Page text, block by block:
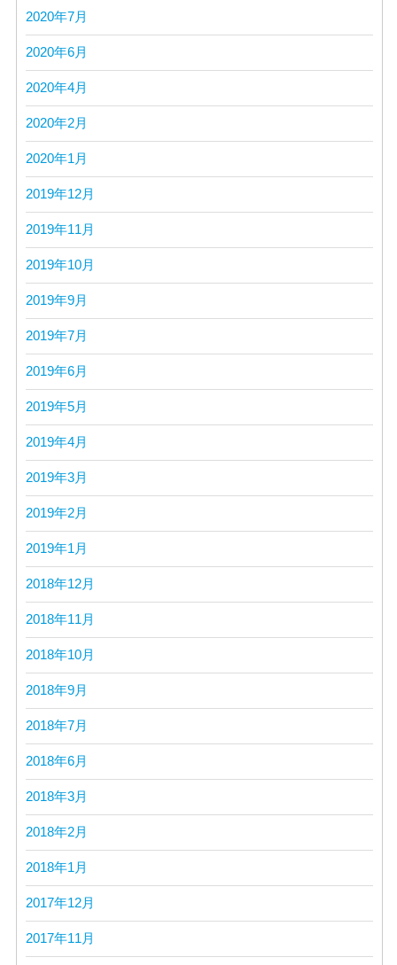
2020年7月
2020年6月
2020年4月
2020年2月
2020年1月
2019年12月
2019年11月
2019年10月
2019年9月
2019年7月
2019年6月
2019年5月
2019年4月
2019年3月
2019年2月
2019年1月
2018年12月
2018年11月
2018年10月
2018年9月
2018年7月
2018年6月
2018年3月
2018年2月
2018年1月
2017年12月
2017年11月